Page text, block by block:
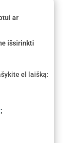
ar
išsirinkti
el laišką:
;